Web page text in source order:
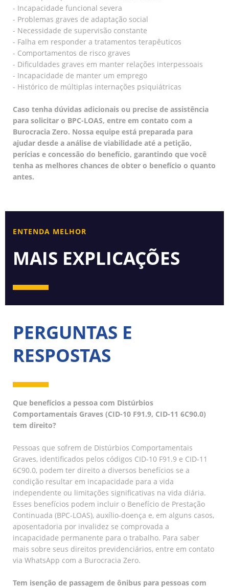
- Incapacidade funcional severa
- Problemas graves de adaptação social
- Necessidade de supervisão constante
- Falha em responder a tratamentos terapêuticos
- Comportamentos de risco graves
- Dificuldades graves em manter relações interpessoais
- Incapacidade de manter um emprego
- Histórico de múltiplas internações psiquiátricas
Caso tenha dúvidas adicionais ou precise de assistência
para solicitar o BPC-LOAS, entre em contato com a
Burocracia Zero. Nossa equipe está preparada para
ajudar desde a análise de viabilidade até a petição,
perícias e concessão do benefício, garantindo que você
tenha as melhores chances de obter o benefício o quanto
antes.
ENTENDA MELHOR
MAIS EXPLICAÇÕES
PERGUNTAS E
RESPOSTAS
Que benefícios a pessoa com Distúrbios
Comportamentais Graves (CID-10 F91.9, CID-11 6C90.0)
tem direito?
Pessoas que sofrem de Distúrbios Comportamentais
Graves, identificados pelos códigos CID-10 F91.9 e CID-11
6C90.0, podem ter direito a diversos benefícios se a
condição resultar em incapacidade para a vida
independente ou limitações significativas na vida diária.
Esses benefícios podem incluir o Benefício de Prestação
Continuada (BPC-LOAS), auxílio-doença e, em alguns casos,
aposentadoria por invalidez se comprovada a
incapacidade permanente para o trabalho. Para saber
mais sobre seus direitos previdenciários, entre em contato
via WhatsApp com a Burocracia Zero.
Tem isenção de passagem de ônibus para pessoas com